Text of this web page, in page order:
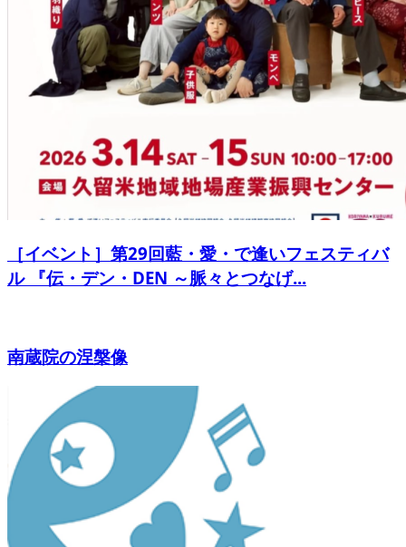
［イベント］第29回藍・愛・で逢いフェスティバ
ル 『伝・デン・DEN ～脈々とつなげ...
南蔵院の涅槃像